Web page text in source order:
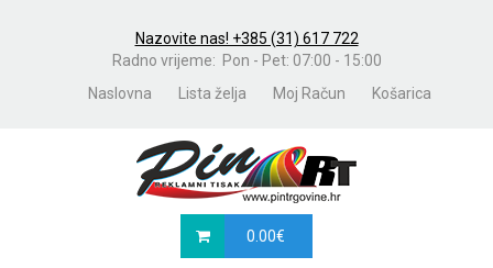
Nazovite nas! +385 (31) 617 722
Radno vrijeme: Pon - Pet: 07:00 - 15:00
Naslovna
Lista želja Moj Račun Košarica
0.00€